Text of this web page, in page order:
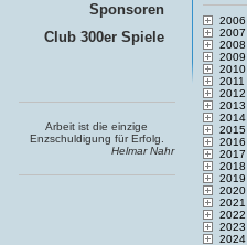
Sponsoren
Club 300er Spiele
Arbeit ist die einzige
Enzschuldigung für Erfolg.
Helmar Nahr
2006
2007
2008
2009
2010
2011
2012
2013
2014
2015
2016
2017
2018
2019
2020
2021
2022
2023
2024